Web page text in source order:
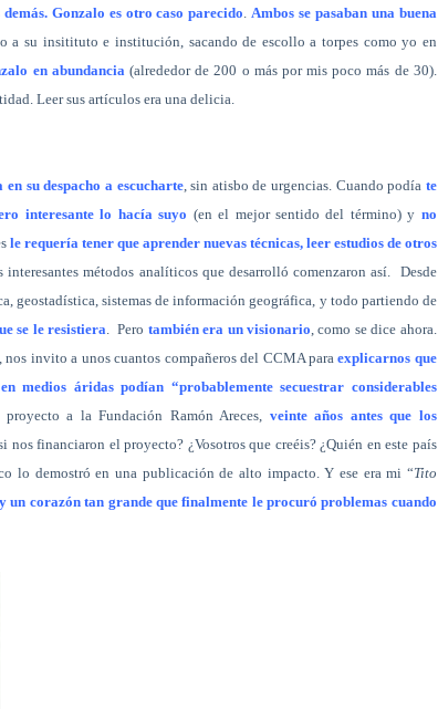
Gonzalo es otro caso parecido.Ambos se pasaban una buena
a su insitituto e institución, sacando de escollo a torpes como yo en
en abundancia(alrededor de 200 o más por mis poco más de 30).
Leer sus artículos era una delicia.
su despacho a escucharte, sin atisbo de urgencias. Cuando podía te
interesante lo hacía suyo (en el mejor sentido del término) y no
le requería tener que aprender nuevas técnicas, leer estudios de otros
métodos analíticos que desarrolló comenzaron así. Desde
geostadística, sistemas de información geográfica, y todo partiendo de
se le resistiera. Pero también era un visionario, como se dice ahora.
nos invito a unos cuantos compañeros del CCMA paraexplicarnos que
áridas podían “probablemente secuestrar considerables
a la Fundación Ramón Areces, veinte años antes que los
nos financiaron el proyecto? ¿Vosotros que creéis? ¿Quién en este país
lo demostró en una publicación de alto impacto. Y ese era mi “Tito
un corazón tan grande que finalmente le procuró problemas cuando